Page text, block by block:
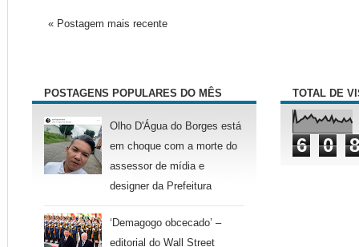
« Postagem mais recente
POSTAGENS POPULARES DO MÊS
Olho D'Água do Borges está
em choque com a morte do
assessor de mídia e
designer da Prefeitura
‘Demagogo obcecado’ –
editorial do Wall Street
TOTAL DE
6 0 8